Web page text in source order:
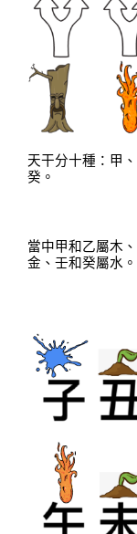
天干分十種：甲 、
癸。
當中甲和乙屬木 、
金 、 壬和癸屬水 。